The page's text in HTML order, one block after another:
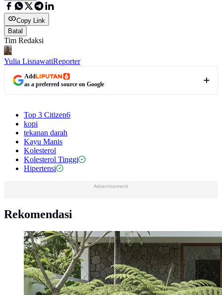
Copy Link
Batal
Tim Redaksi
Yulia LisnawatiReporter
Add
as a preferred source on Google
Top 3 Citizen6
kopi
tekanan darah
Kayu Manis
Kolesterol
Kolesterol Tinggi
Hipertensi
Advertisement
Rekomendasi